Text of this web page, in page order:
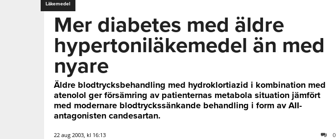
Läkemedel
Mer diabetes med äldre
hypertoniläkemedel än med
nyare
Äldre blodtrycksbehandling med hydroklortiazid i kombination med
atenolol ger försämring av patienternas metabola situation jämfört
med modernare blodtryckssänkande behandling i form av AII-
antagonisten candesartan.
22 aug 2003, kl 16:13 0